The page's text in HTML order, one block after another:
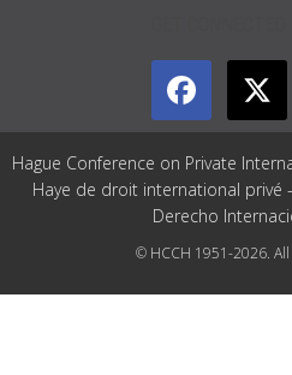
Hague Conference on Private
Haye de droit international privé
Derecho
© HCCH 1951-2026.